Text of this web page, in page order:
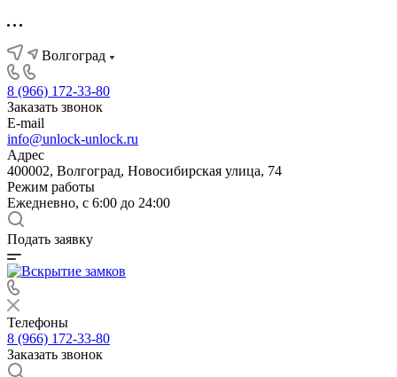
Волгоград
8 (966) 172-33-80
Заказать звонок
E-mail
info@unlock-unlock.ru
Адрес
400002, Волгоград, Новосибирская улица, 74
Режим работы
Ежедневно, с 6:00 до 24:00
Подать заявку
Телефоны
8 (966) 172-33-80
Заказать звонок